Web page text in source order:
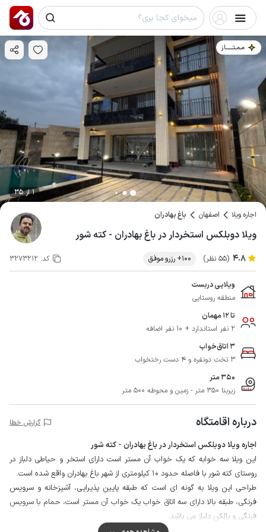
مـمـتــــــاز
1 از 35
اجاره ویلا اصفهان باغ بهادران
ویلا دوبلکس استخردار در باغ بهادران - کته شور
4.8 (55 نظر) 100+ رزرو موفق کد: 3273212
ویلایی دربست
منطقه روستایی
تا 12 مهمان
2 نفر استاندارد + 10 نفر اضافه
3 اتاق‌خواب
3 تخت دونفره و 4 دست رختخواب
350 متر
زیربنا 350 متر - زمین و محوطه 500 متر
درباره اقامتگاه گزارش خطا
اجاره ویلا دوبلکس استخردار در باغ بهادران - کته شور
این ویلا سه خوابه که یک خواب آن مستر است دارای استخر و حیاطی دلباز در
روستای کته شور با فاصله حدود 10 کیلومتری از شهر باغ بهادران واقع شده است.
طراحی این ویلا به گونه ای است که طبقه پایین پذیرایی، آشپزخانه و سرویس
فرنگی، طبقه بالا دارای سه اتاق خواب یک خواب آن مستر است، حمام با سرویس
فرنگی و بالکن دلباز می باشد.